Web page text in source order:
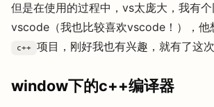
但是在使用的过程中，vs太庞大，我有
vscode（我也比较喜欢vscode！），他
c++ 项目，刚好我也有兴趣，就有了这次
window下的c++编译器